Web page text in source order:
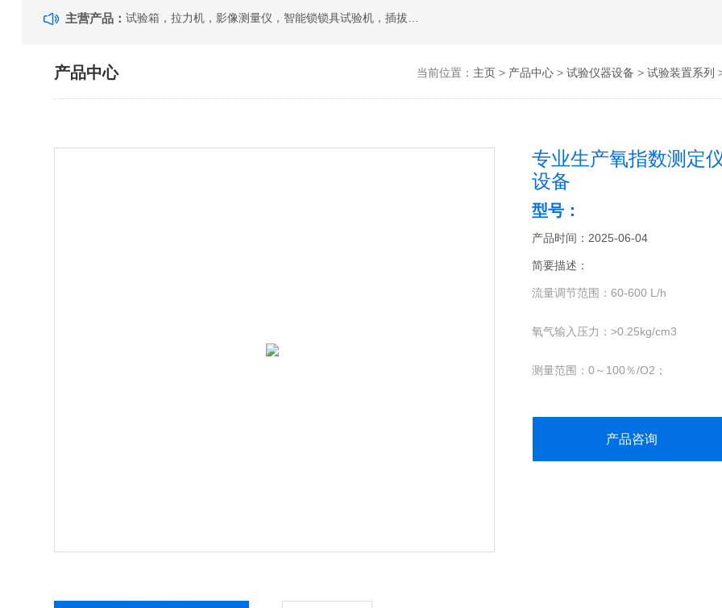
主营产品：
产品中心 当前位置： 主页> 产品中心> 试验仪器设备 > 试验装置系列
专业生产氧指数测定
设备
型号：
产品时间：2025-06-04
简要描述：
流量调节范围：60-600 L/h
氧气输入压力：>0.25kg/cm3
测量范围：0～100％/O2；
响应时间：﹤10s；
产品咨询